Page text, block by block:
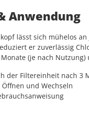
Anwendung
lässt sich mühelos
er zuverlässig
(je nach
der Filtereinheit nach 3
und Wechseln